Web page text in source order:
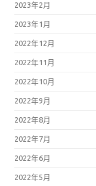
2023年2月
2023年1月
2022年12月
2022年11月
2022年10月
2022年9月
2022年8月
2022年7月
2022年6月
2022年5月